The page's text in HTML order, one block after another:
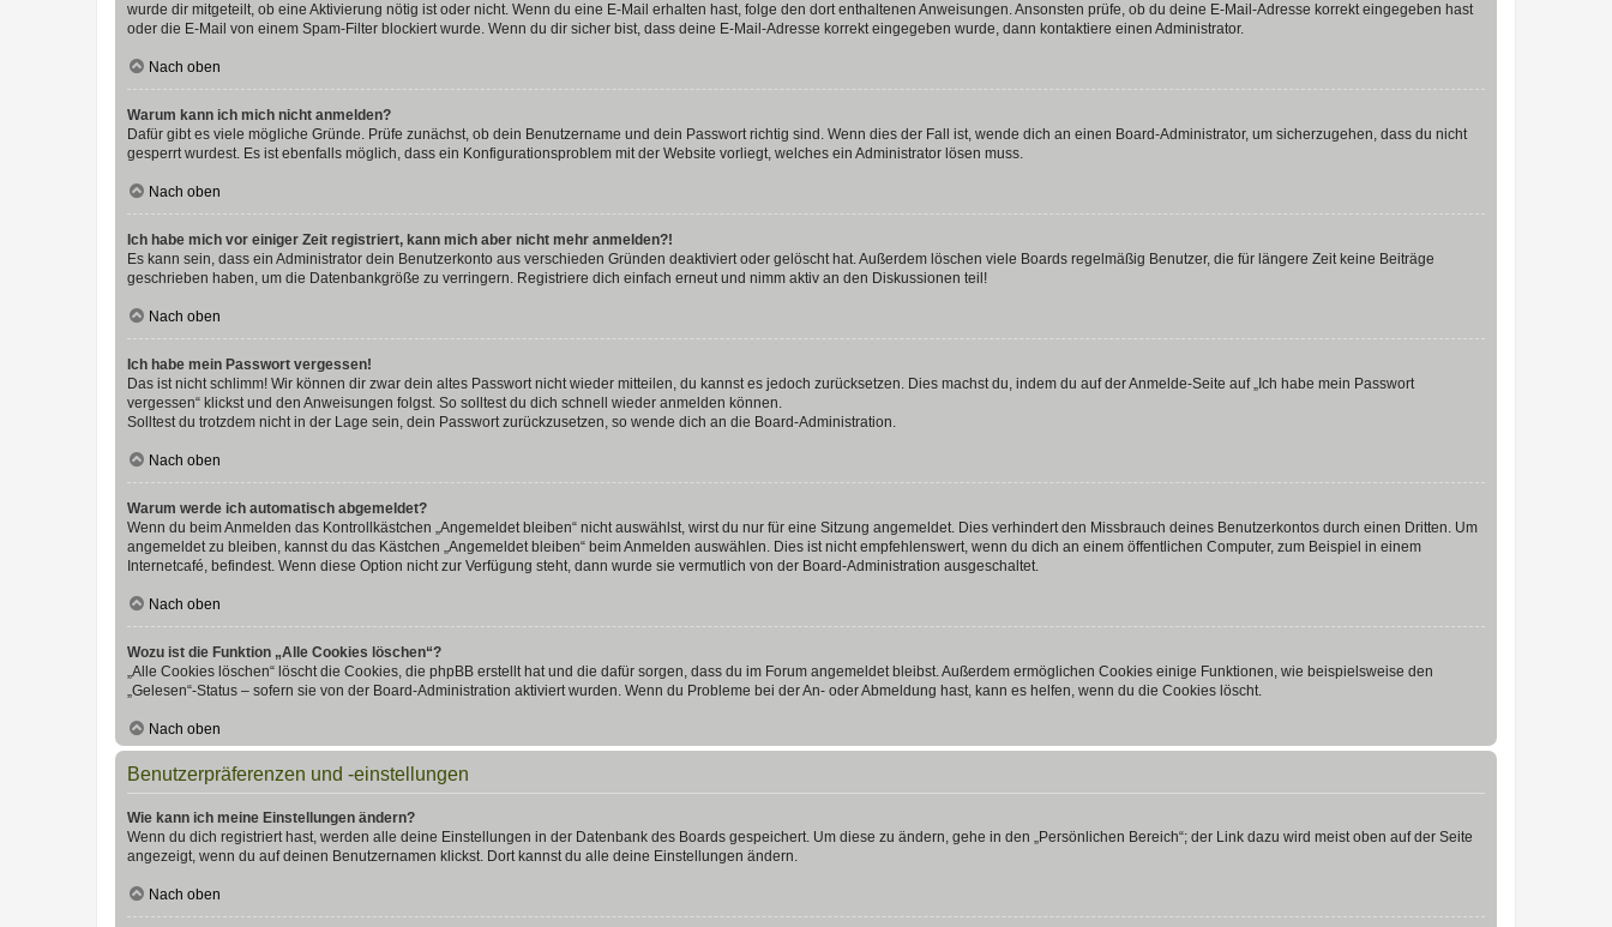
wurde dir mitgeteilt, ob eine Aktivierung nötig ist oder nicht. Wenn du eine E-Mail erhalten hast, folge den dort enthaltenen Anweisungen. Ansonsten prüfe, ob du deine E-Mail-Adresse korrekt eingegeben hast
oder die E-Mail von einem Spam-Filter blockiert wurde. Wenn du dir sicher bist, dass deine E-Mail-Adresse korrekt eingegeben wurde, dann kontaktiere einen Administrator.
Nach oben
Warum kann ich mich nicht anmelden?
Dafür gibt es viele mögliche Gründe. Prüfe zunächst, ob dein Benutzername und dein Passwort richtig sind. Wenn dies der Fall ist, wende dich an einen Board-Administrator, um sicherzugehen, dass du nicht
gesperrt wurdest. Es ist ebenfalls möglich, dass ein Konfigurationsproblem mit der Website vorliegt, welches ein Administrator lösen muss.
Nach oben
Ich habe mich vor einiger Zeit registriert, kann mich aber nicht mehr anmelden?!
Es kann sein, dass ein Administrator dein Benutzerkonto aus verschieden Gründen deaktiviert oder gelöscht hat. Außerdem löschen viele Boards regelmäßig Benutzer, die für längere Zeit keine Beiträge
geschrieben haben, um die Datenbankgröße zu verringern. Registriere dich einfach erneut und nimm aktiv an den Diskussionen teil!
Nach oben
Ich habe mein Passwort vergessen!
Das ist nicht schlimm! Wir können dir zwar dein altes Passwort nicht wieder mitteilen, du kannst es jedoch zurücksetzen. Dies machst du, indem du auf der Anmelde-Seite auf „Ich habe mein Passwort
vergessen“ klickst und den Anweisungen folgst. So solltest du dich schnell wieder anmelden können.
Solltest du trotzdem nicht in der Lage sein, dein Passwort zurückzusetzen, so wende dich an die Board-Administration.
Nach oben
Warum werde ich automatisch abgemeldet?
Wenn du beim Anmelden das Kontrollkästchen „Angemeldet bleiben“ nicht auswählst, wirst du nur für eine Sitzung angemeldet. Dies verhindert den Missbrauch deines Benutzerkontos durch einen Dritten. Um
angemeldet zu bleiben, kannst du das Kästchen „Angemeldet bleiben“ beim Anmelden auswählen. Dies ist nicht empfehlenswert, wenn du dich an einem öffentlichen Computer, zum Beispiel in einem
Internetcafé, befindest. Wenn diese Option nicht zur Verfügung steht, dann wurde sie vermutlich von der Board-Administration ausgeschaltet.
Nach oben
Wozu ist die Funktion „Alle Cookies löschen“?
„Alle Cookies löschen“ löscht die Cookies, die phpBB erstellt hat und die dafür sorgen, dass du im Forum angemeldet bleibst. Außerdem ermöglichen Cookies einige Funktionen, wie beispielsweise den
„Gelesen“-Status – sofern sie von der Board-Administration aktiviert wurden. Wenn du Probleme bei der An- oder Abmeldung hast, kann es helfen, wenn du die Cookies löscht.
Nach oben
Benutzerpräferenzen und -einstellungen
Wie kann ich meine Einstellungen ändern?
Wenn du dich registriert hast, werden alle deine Einstellungen in der Datenbank des Boards gespeichert. Um diese zu ändern, gehe in den „Persönlichen Bereich“; der Link dazu wird meist oben auf der Seite
angezeigt, wenn du auf deinen Benutzernamen klickst. Dort kannst du alle deine Einstellungen ändern.
Nach oben